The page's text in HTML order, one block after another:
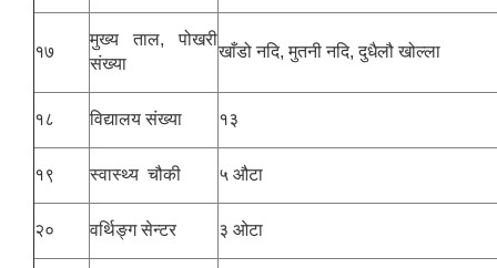
१७
मुख्य ताल, पोखरी
संख्या
खाँडो नदि, मुतनी नदि, दुधैलौ खोल्ला
१८ विद्यालय संख्या १३
१९ स्वास्थ्य चौकी ५ औटा
२० वर्थिङ्ग सेन्टर ३ ओटा